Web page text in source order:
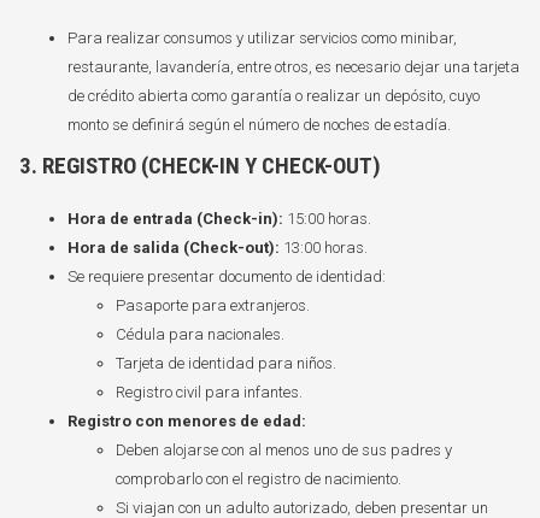
Para realizar consumos y utilizar servicios como minibar,
restaurante, lavandería, entre otros, es necesario dejar una tarjeta
de crédito abierta como garantía o realizar un depósito, cuyo
monto se definirá según el número de noches de estadía.
3. REGISTRO (CHECK-IN Y CHECK-OUT)
Hora de entrada (Check-in): 15:00 horas.
Hora de salida (Check-out): 13:00 horas.
Se requiere presentar documento de identidad:
Pasaporte para extranjeros.
Cédula para nacionales.
Tarjeta de identidad para niños.
Registro civil para infantes.
Registro con menores de edad:
Deben alojarse con al menos uno de sus padres y
comprobarlo con el registro de nacimiento.
Si viajan con un adulto autorizado, deben presentar un